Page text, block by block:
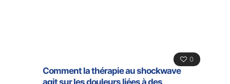
0
Comment la thérapie au shockwave
agit sur les douleurs liées à des